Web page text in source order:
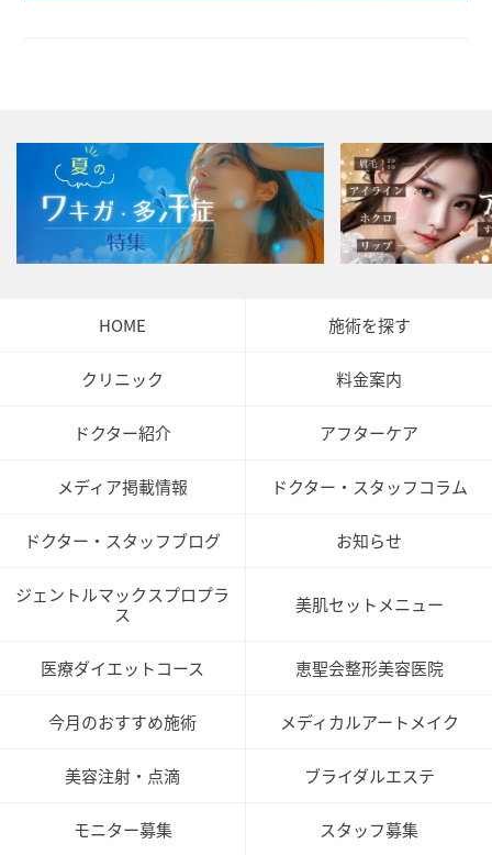
HOME 施術を探す
クリニック 料金案内
ドクター紹介 アフターケア
メディア掲載情報 ドクター・スタッフコラム
ドクター・スタッフブログ お知らせ
ジェントルマックスプロプラ
ス
美肌セットメニュー
医療ダイエットコース 恵聖会整形美容医院
今月のおすすめ施術 メディカルアートメイク
美容注射・点滴 ブライダルエステ
モニター募集 スタッフ募集